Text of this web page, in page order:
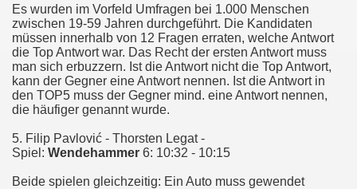
Es wurden im Vorfeld Umfragen bei 1.000 Menschen
zwischen 19-59 Jahren durchgeführt. Die Kandidaten
müssen innerhalb von 12 Fragen erraten, welche Antwort
die Top Antwort war. Das Recht der ersten Antwort muss
man sich erbuzzern. Ist die Antwort nicht die Top Antwort,
kann der Gegner eine Antwort nennen. Ist die Antwort in
den TOP5 muss der Gegner mind. eine Antwort nennen,
die häufiger genannt wurde.
5. Filip Pavlović - Thorsten Legat -
Spiel: Wendehammer 6: 10:32 - 10:15
Beide spielen gleichzeitig: Ein Auto muss gewendet